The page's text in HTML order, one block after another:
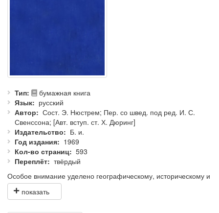
Тип
бумажная книга
Язык
русский
Автор
Сост. Э. Нюстрем; Пер. со швед. под ред. И. С.
Свенссона; [Авт. вступ. ст. Х. Дюринг]
Издательство
Б. и.
Год издания
1969
Кол-во страниц
593
Переплёт
твёрдый
Особое внимание уделено географическому, историческому и
естественному содержанию Библии.